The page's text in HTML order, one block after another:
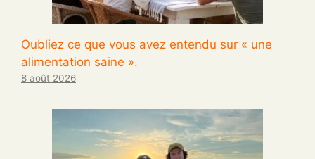
Oubliez ce que vous avez entendu sur « une
alimentation saine ».
8 août 2026